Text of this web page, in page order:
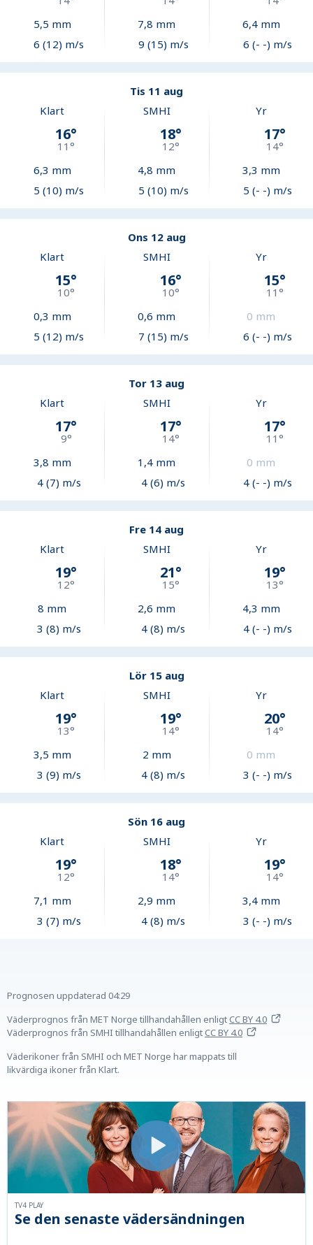
5,5 mm
6 (12) m/s
7,8 mm
9 (15) m/s
6,4mm
6 (- -) m/s
Tis 11 aug
Klart
16°
11°
6,3 mm
5 (10) m/s
SMHI
18°
12°
4,8 mm
5 (10) m/s
Yr
17°
14°
3,3 mm
5 (- -) m/s
Ons 12 aug
Klart
15°
10°
0,3 mm
5 (12) m/s
SMHI
16°
10°
0,6 mm
7 (15) m/s
Yr
15°
11°
0 mm
6 (- -) m/s
Tor 13 aug
Klart
17°
9°
3,8 mm
4 (7) m/s
SMHI
17°
14°
1,4 mm
4 (6) m/s
Yr
17°
11°
0 mm
4 (- -) m/s
Fre 14 aug
Klart
19°
12°
8 mm
3 (8) m/s
SMHI
21°
15°
2,6 mm
4 (8) m/s
Yr
19°
13°
4,3 mm
4 (- -) m/s
Lör 15 aug
Klart
19°
13°
3,5 mm
3 (9) m/s
SMHI
19°
14°
2 mm
4 (8) m/s
Yr
20°
14°
0 mm
3 (- -) m/s
Sön 16 aug
Klart
19°
12°
7,1 mm
3 (7) m/s
SMHI
18°
14°
2,9 mm
4 (8) m/s
Yr
19°
14°
3,4mm
3 (- -) m/s
Prognosen uppdaterad 04:29
Väderprognos från MET Norge tillhandahållen enligtCC BY 4.0
Väderprognos från SMHI tillhandahållen enligtCC BY 4.0
Väderikoner från SMHI och MET Norge har mappats till
likvärdiga ikoner från Klart.
Se den senaste vädersändningen
TV4 PLAY